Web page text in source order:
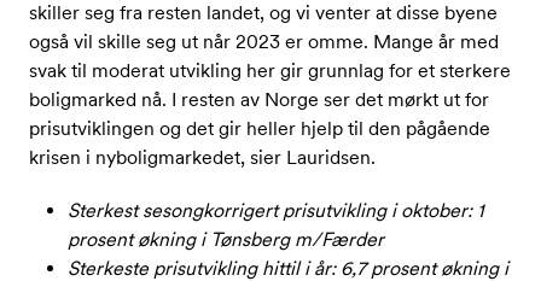
skiller seg fra resten landet, og vi venter at disse byene
også vil skille seg ut når 2023 er omme. Mange år med
svak til moderat utvikling her gir grunnlag for et sterkere
boligmarked nå. I resten av Norge ser det mørkt ut for
prisutviklingen og det gir heller hjelp til den pågående
krisen i nyboligmarkedet, sier Lauridsen.
Sterkest sesongkorrigert prisutvikling i oktober: 1
prosent økning i Tønsberg m/Færder
Sterkeste prisutvikling hittil i år: 6,7 prosent økning i